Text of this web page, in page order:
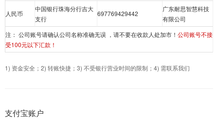
人民币
中国银行珠海分行吉大
支行
697769429442
广东耐思智慧科技
有限公司
注： 公司账号请确认公司名称准确无误 ，请不要在收款人处加市！ 公司账号不接
受100元以下汇款！
1) 资金安全；2) 转账快捷；3) 不受银行营业时间的限制；4) 需联系我们
支付宝账户